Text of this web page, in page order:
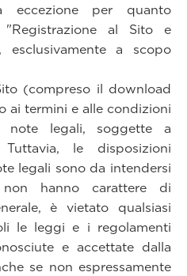
eccezione per quanto
"Registrazione al Sito e
esclusivamente a scopo
(compreso il download
ai termini e alle condizioni
note legali, soggette a
le disposizioni
legali sono da intendersi
hanno carattere di
è vietato qualsiasi
le leggi e i regolamenti
e accettate dalla
se non espressamente